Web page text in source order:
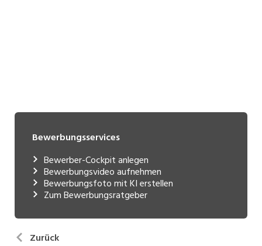
Bewerbungsservices
Bewerber-Cockpit anlegen
Bewerbungsvideo aufnehmen
Bewerbungsfoto mit KI erstellen
Zum Bewerbungsratgeber
Zurück